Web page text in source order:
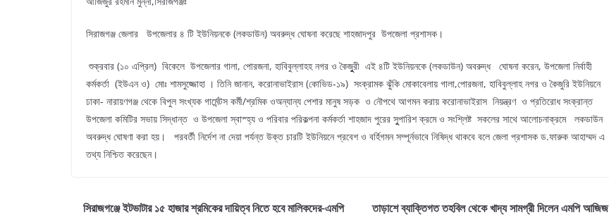
সিরাজগঞ্জ জেলার উপজেলার ৪ টি ইউনিয়নকে (লকডাউন) অবরুদ্ধ ঘোষনা করেছে শাহজাদপুর উপজেলা প্রশাসক।
শুক্রবার (১০ এপ্রিল) বিকেলে উপজেলার গালা, পোরজনা, হাবিবুল্লাহহ নগর ও কৈজুুুরী এই ৪টি ইউনিয়নকে (লকডাউন) অবরুদ্ধ ঘোষনা করেন, উপজেলা নির্বাহী
কর্মকর্তা (ইউএন ও) মোঃ শামসুজ্জোহা । তিনি জানান, করোনাভাইরাস (কোভিড-১৯) সংক্রামক ঝুঁকি মোকাবেলায় গালা,পোরজনা, হাবিবুল্লাহ নগর ও কৈজুরি ইউনিয়নে
ঢাকা- নারায়ণগঞ্জ থেকে বিপুল সংখ্যক গার্মেন্টস কর্মী/শ্রমিক ওঅন্যান্য পেশার মানুষ সড়ক ও নৌপথে আগমন করায় করোনাভাইরাস নিয়ন্ত্রণ ও প্রতিরোধ সংক্রান্ত
উপজেলা কমিটির সভায় সিদ্ধান্ত ও উপজেলা স্বাস্হ্য ও পরিবার পরিকল্পনা কর্মকর্তা শাহজাদ পুরের সুুপারিশ ক্রমে ও সংশ্লিষ্ট সকলের সাথে আলোচনাক্রমে লকডাউন
অবরুদ্ধ ঘোষণা করা হয়। পরবর্তী নির্দেশ না দেয়া পর্যন্ত উক্ত চারটি ইউনিয়নে প্রবেশ ও বর্হিগমন সম্পূর্নভাবে নিষিদ্ধ থাকবে বলে জেলা প্রশাসক ড.ফারুক আহাম্মদ এ
তথ্য নিশ্চিত করেছেন।
সিরাজগঞ্জে ইটভাটার ১৫ হাজার শ্রমিকের দায়িত্ব নিতে হবে মালিকদের-এমপি
তাড়াশে ব্যাক্তিগত তহবিল থেকে খাদ্য সামগ্রী দিলেন এমপি আজিজ